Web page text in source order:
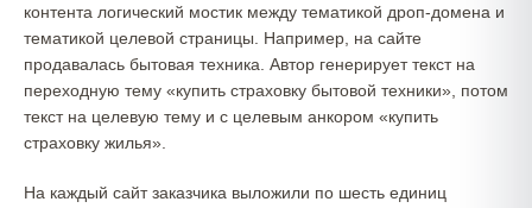
контента логический мостик между тематикой дроп-домена и
тематикой целевой страницы. Например, на сайте
продавалась бытовая техника. Автор генерирует текст на
переходную тему «купить страховку бытовой техники», потом
текст на целевую тему и с целевым анкором «купить
страховку жилья».
На каждый сайт заказчика выложили по шесть единиц